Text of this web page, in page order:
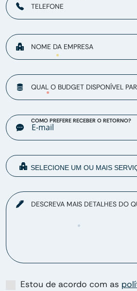
TELEFONE
NOME DA EMPRESA
QUAL O BUDGET DISPONÍVEL
COMO PREFERE RECEBER O RETORNO?
DESCREVA MAIS DETALHES DO
Estou de acordo com as